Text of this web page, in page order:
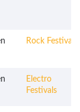
Rock Festivals
Electro
Festivals